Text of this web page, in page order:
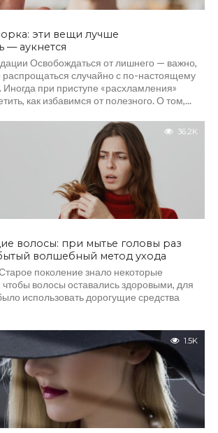
эти вещи лучше
— аукнется
Освобождаться от лишнего — важно,
распрощаться случайно с по-настоящему
при приступе «расхламления»
как избавимся от полезного. О том,...
36.2K
волосы: при мытье головы раз
волшебный метод ухода
поколение знало некоторые
чтобы волосы оставались здоровыми, для
использовать дорогущие средства
1.5K